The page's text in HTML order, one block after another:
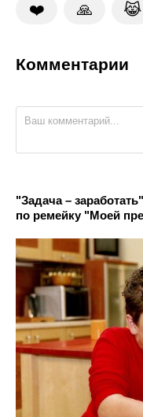
❤️ 🙏 😹
Комментарии
"Задача –
по ремейку "Моей